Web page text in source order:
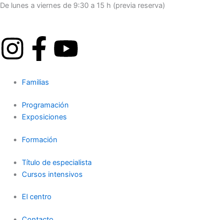
De lunes a viernes de 9:30 a 15 h (previa reserva)
I
n
s
t
a
g
r
F
a
c
e
b
o
o
Y
u
t
b
Familias
Programación
Exposiciones
Formación
Título de especialista
Cursos intensivos
El centro